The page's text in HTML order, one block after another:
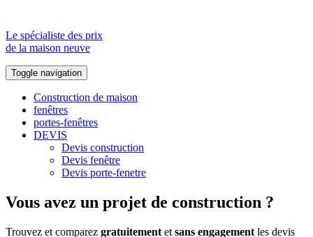
Le spécialiste des prix
de la maison neuve
Toggle navigation
Construction de maison
fenêtres
portes-fenêtres
DEVIS
Devis construction
Devis fenêtre
Devis porte-fenetre
Vous avez un projet de construction ?
Trouvez et comparez gratuitement et sans engagement les devis